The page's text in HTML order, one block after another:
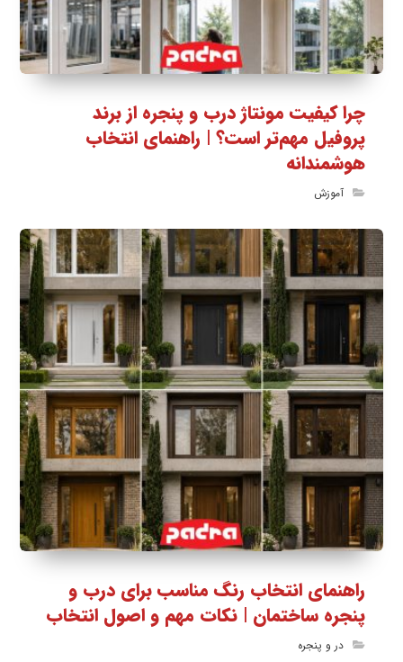
چرا کیفیت مونتاژ درب و پنجره از برند
پروفیل مهم‌تر است؟ | راهنمای انتخاب
هوشمندانه
آموزش
راهنمای انتخاب رنگ مناسب برای درب و
پنجره ساختمان | نکات مهم و اصول انتخاب
در و پنجره